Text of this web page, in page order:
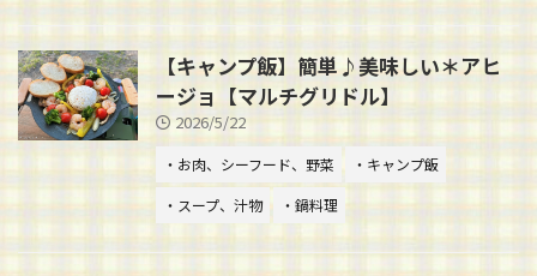
【キャンプ飯】簡単♪美味しい＊アヒ
ージョ【マルチグリドル】
2026/5/22
・お肉、シーフード、野菜
・キャンプ飯
・スープ、汁物
・鍋料理